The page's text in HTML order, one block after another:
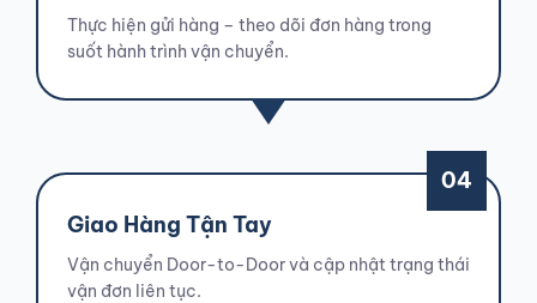
Thực hiện gửi hàng – theo dõi đơn hàng trong
suốt hành trình vận chuyển.
04
Giao Hàng Tận Tay
Vận chuyển Door-to-Door và cập nhật trạng thái
vận đơn liên tục.